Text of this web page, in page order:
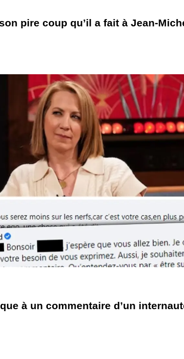
pire coup qu’il a fait à Jean-
à un commentaire d’un